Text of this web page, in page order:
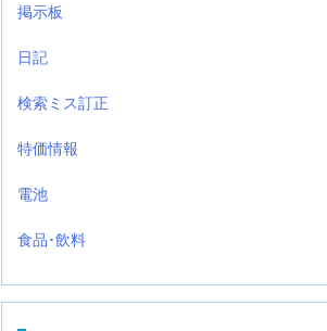
掲示板
日記
検索ミス訂正
特価情報
電池
食品･飲料